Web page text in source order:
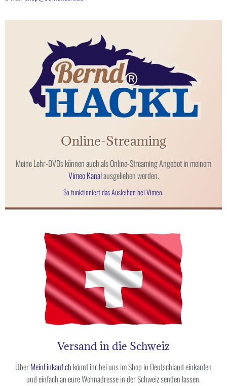
Online-Streaming
Meine Lehr-DVDs können auch als Online-Streaming Angebot in meinem
Vimeo Kanalausgeliehen werden.
So funktioniert das Ausleihen bei Vimeo.
Versand in die Schweiz
ÜberMeinEinkauf.ch könnt ihr bei uns im Shop in Deutschland einkaufen
und einfach an eure Wohnadresse in der Schweiz senden lassen.